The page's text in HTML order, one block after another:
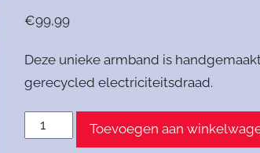
€99,99
Deze unieke armband is
gerecycled electriciteitsdraad.
Armband
Rocaille
Toevoegen aan